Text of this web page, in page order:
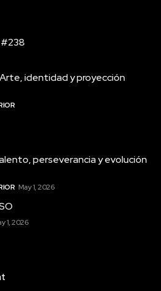
#238
identidad y proyección
perseverancia y evolución
May 1, 2026
1, 2026